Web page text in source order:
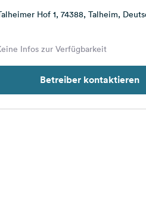
Hof 1, 74388, Talheim,
Infos zur Verfügbarkeit
Betreiber kontaktieren